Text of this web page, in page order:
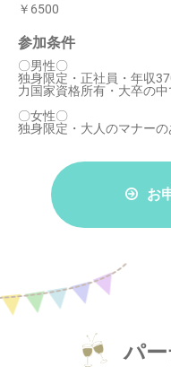
￥6500
参加条件
〇男性〇
独身限定・正社員・年収
力国家資格所有・大卒の
〇女性〇
独身限定・大人のマナーの
お
パ